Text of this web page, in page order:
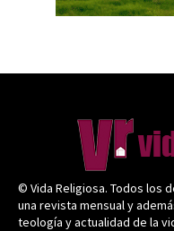
© Vida Religiosa. Todos los
una revista mensual y
teología y actualidad de la